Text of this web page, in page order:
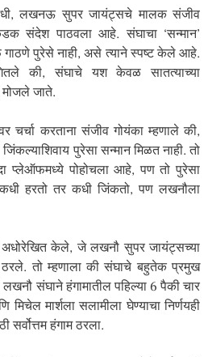
लखनऊ सुपर जायंट्सचे मालक संजीव
संदेश पाठवला आहे. संघाचा ‘सन्मान’
पुरेसे नाही, असे त्याने स्पष्ट केले आहे.
की, संघाचे यश केवळ सातत्याच्या
मोजले जाते.
चर्चा करताना संजीव गोयंका म्हणाले की,
पुरेसा सन्मान मिळत नाही. तो
प्लेऑफमध्ये पोहोचला आहे, पण तो पुरेसा
हरतो तर कधी जिंकतो, पण लखनौला
अधोरेखित केले, जे लखनौ सुपर जायंट्सच्या
ठरले. तो म्हणाला की संघाचे बहुतेक प्रमुख
संघाने हंगामातील पहिल्या 6 पैकी चार
मार्शला सलामीला घेण्याचा निर्णयही
सर्वोत्तम हंगाम ठरला.